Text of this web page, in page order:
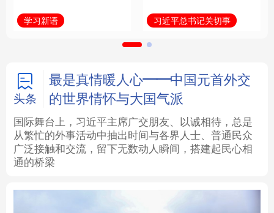
学术中国 乡村振兴 银龄 溯源中国
城市 旅游 能源
彩票 娱乐 时尚 悦读
公益
学习新语 习近平总书记关切事
头条
最是真情暖人心——中国元首外交
的世界情怀与大国气派
国际舞台上，习近平主席广交朋友、以诚相待，总是
从繁忙的外事活动中抽出时间与各界人士、普通民众
广泛接触和交流，留下无数动人瞬间，搭建起民心相
通的桥梁